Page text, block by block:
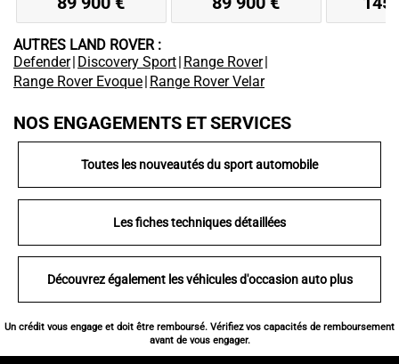
AUTRES LAND ROVER :
Defender| Discovery Sport| Range Rover|
Range Rover Evoque| Range Rover Velar
NOS ENGAGEMENTS ET SERVICES
Toutes les nouveautés du sport automobile
Les fiches techniques détaillées
Découvrez également les véhicules d'occasion auto plus
Un crédit vous engage et doit être remboursé. Vérifiez vos capacités de remboursement
avant de vous engager.